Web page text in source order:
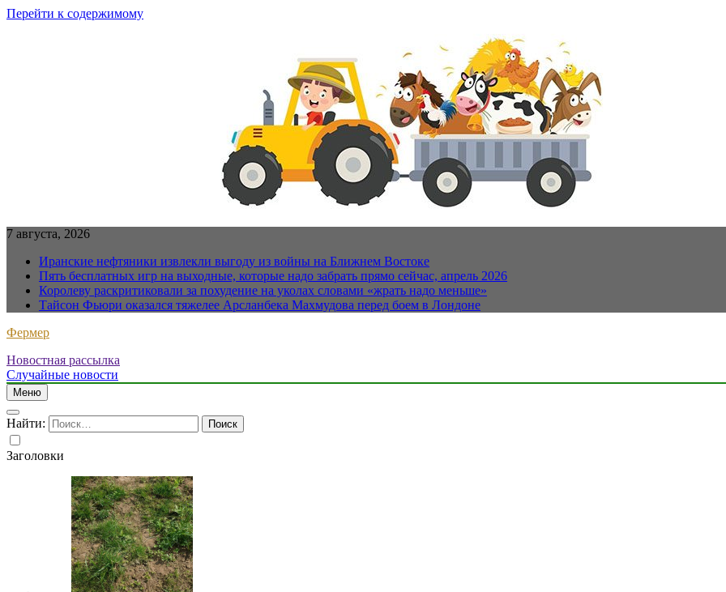
Перейти к содержимому
7 августа, 2026
Иранские нефтяники извлекли выгоду из войны на Ближнем Востоке
Пять бесплатных игр на выходные, которые надо забрать прямо сейчас, апрель 2026
Королеву раскритиковали за похудение на уколах словами «жрать надо меньше»
Тайсон Фьюри оказался тяжелее Арсланбека Махмудова перед боем в Лондоне
Фермер
Новостная рассылка
Случайные новости
Меню
Найти:
Заголовки